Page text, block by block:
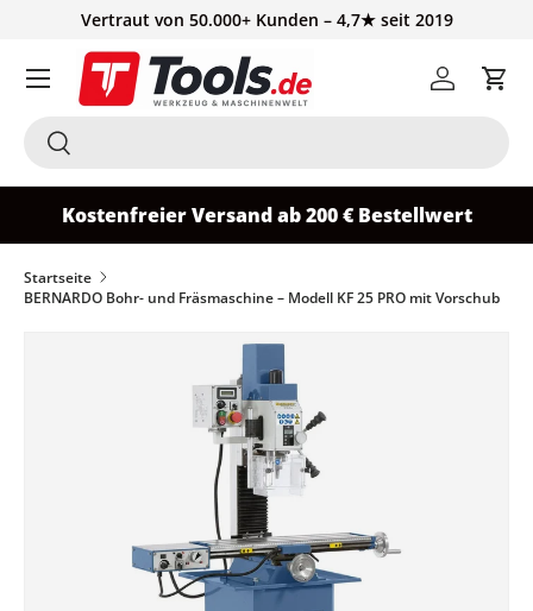
Vertraut von 50.000+ Kunden – 4,7★ seit 2019
Suchen
Suchen
Einloggen
Kostenfreier Versand ab 200 € Bestellwert
Startseite
BERNARDO Bohr- und Fräsmaschine – Modell KF 25 PRO mit Vorschub
Zu Produktinformationen springen